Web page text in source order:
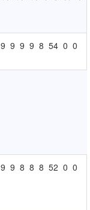
9 9 9 9 8 54 0 0
9 9 8 8 8 52 0 0